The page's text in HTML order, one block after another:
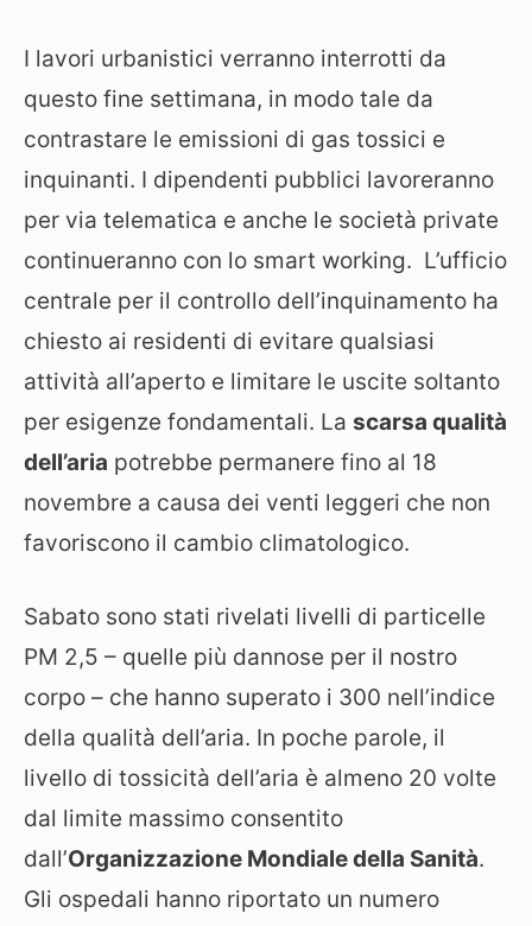
I lavori urbanistici verranno interrotti da
questo fine settimana, in modo tale da
contrastare le emissioni di gas tossici e
inquinanti. I dipendenti pubblici lavoreranno
per via telematica e anche le società private
continueranno con lo smart working. L’ufficio
centrale per il controllo dell’inquinamento ha
chiesto ai residenti di evitare qualsiasi
attività all’aperto e limitare le uscite soltanto
per esigenze fondamentali. La scarsa qualità
dell’aria potrebbe permanere fino al 18
novembre a causa dei venti leggeri che non
favoriscono il cambio climatologico.
Sabato sono stati rivelati livelli di particelle
PM 2,5 – quelle più dannose per il nostro
corpo – che hanno superato i 300 nell’indice
della qualità dell’aria. In poche parole, il
livello di tossicità dell’aria è almeno 20 volte
dal limite massimo consentito
dall’Organizzazione Mondiale della Sanità.
Gli ospedali hanno riportato un numero